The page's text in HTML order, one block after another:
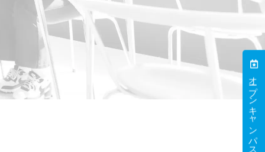
オープンキャンパス